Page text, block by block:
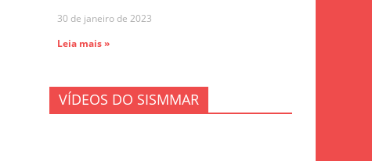
30 de janeiro de 2023
Leia mais »
VÍDEOS DO SISMMAR